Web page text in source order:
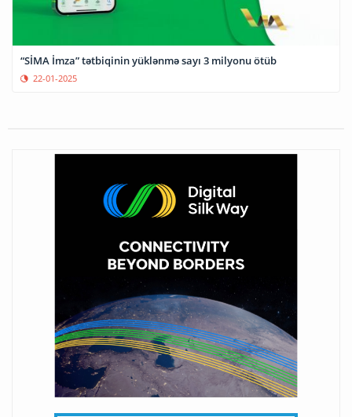
“SİMA İmza” tətbiqinin yüklənmə sayı 3 milyonu ötüb
22-01-2025